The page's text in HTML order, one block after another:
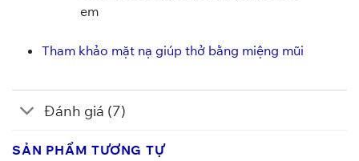
em
Tham khảo mặt nạ giúp thở bằng miệng mũi
Đánh giá (7)
SẢN PHẨM TƯƠNG TỰ